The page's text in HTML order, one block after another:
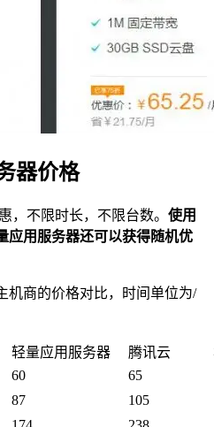
器价格
，不限时长，不限台数。 使用
应用服务器还可以获得随机优
机商的价格对比，时间单位为/
轻量应用服务器 腾讯云
60 65
87 105